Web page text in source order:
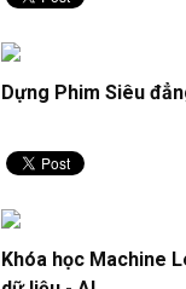
Dựng Phim Siêu
Khóa học Machine